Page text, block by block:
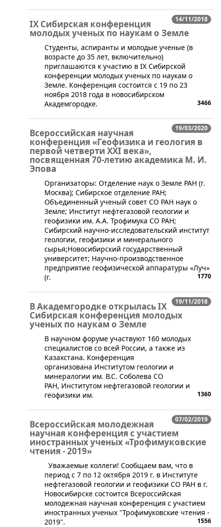
14/11/2018
IX Сибирская конференция
молодых ученых по наукам о Земле
​​​​​Студенты, аспиранты и молодые ученые (в
возрасте до 35 лет, включительно)
приглашаются к участию в IX Сибирской
конференции молодых ученых по наукам о
Земле. Конференция состоится с 19 по 23
ноября 2018 года в новосибирском
Академгородке.
3466
19/03/2020
Всероссийская научная
конференция «Геофизика и геология в
первой четверти XXI века»,
посвященная 70-летию академика М. И.
Эпова
​​​​​​Организаторы: Отделение наук о Земле РАН (г.
Москва); Сибирское отделение РАН;
Объединенный ученый совет СО РАН наук о
Земле; Институт нефтегазовой геологии и
геофизики им. А.А. Трофимука СО РАН;
Сибирский научно-исследовательский институт
геологии, геофизики и минерального
сырья;Новосибирский государственный
университет; Научно-производственное
предприятие геофизической аппаратуры «Луч»
(г.
1770
19/11/2018
В Академгородке открылась IX
Сибирская конференция молодых
ученых по наукам о Земле
​​В научном форуме участвуют 160 молодых
специалистов со всей России, а также из
Казахстана. Конференция
организована Институтом геологии и
минералогии им. В.С. Соболева СО
РАН, Институтом нефтегазовой геологии и
геофизики им.
1360
07/02/2019
Всероссийская молодежная
научная конференция с участием
иностранных ученых «Трофимуковские
чтения - 2019»
​​​​​​ ​Уважаемые коллеги! ​Сообщаем вам, что в
период с 7 по 12 октября 2019 г. в Институте
нефтегазовой геологии и геофизики СО РАН в г.
Новосибирске состоится Всероссийская
молодежная научная конференция с участием
иностранных ученых "Трофимуковские чтения -
2019".
1556